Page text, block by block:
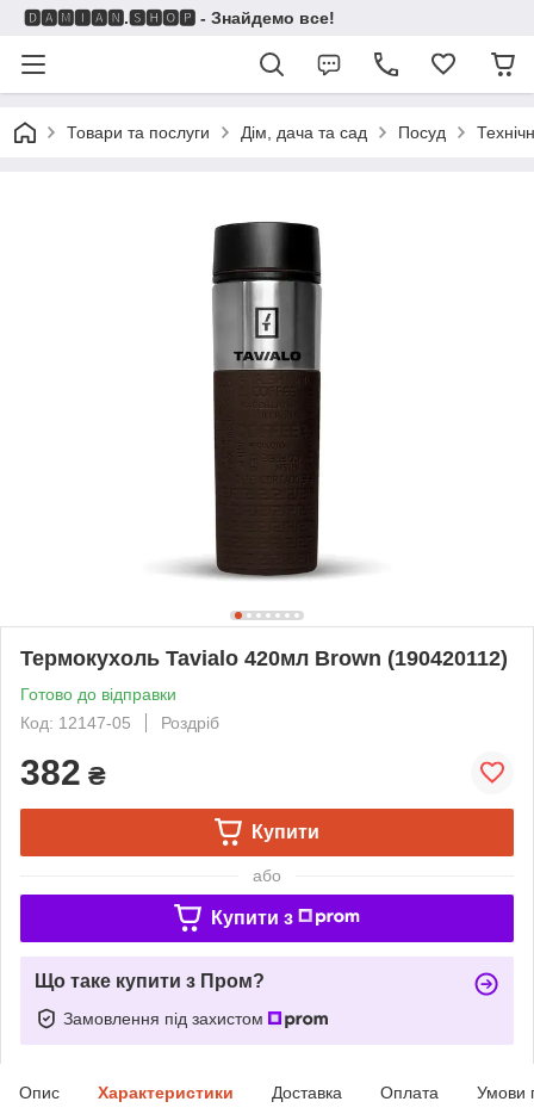
🅳🅰🅼🅸🅰🅽.🆂🅷🅾🅿 - Знайдемо все!
Товари та послуги Дім, дача та сад Посуд
Термокухоль Tavialo 420мл Brown (190420112)
Готово до відправки
Код: 12147-05
Роздріб
382 ₴
Купити
або
Купити з
Що таке купити з Пром?
Замовлення під захистом
Опис Характеристики Доставка Оплата Умови